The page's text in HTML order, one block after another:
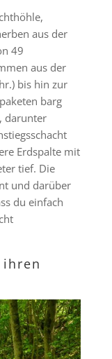
aus der
49
aus der
bis hin zur
barg
darunter
Erdspalte mit
tief. Die
und darüber
du einfach